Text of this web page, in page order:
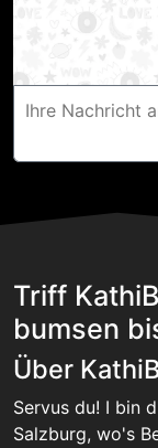
Triff
bumsen
Über
Servus du! I bin
Salzburg, wo's